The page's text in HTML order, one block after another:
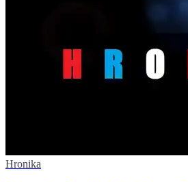
Hronika